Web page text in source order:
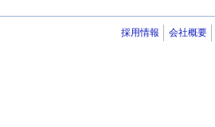
採用情報 会社概要